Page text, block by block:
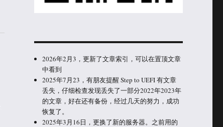
2026年2月3，更新了文章索引，可以在置顶文章
中看到
2025年7月23，有朋友提醒 Step to UEFI 有文章
丢失，仔细检查发现丢失了一部分2022年2023年
的文章，好在还有备份，经过几天的努力，成功
恢复了。
2025年3月16日，更换了新的服务器。之前用的